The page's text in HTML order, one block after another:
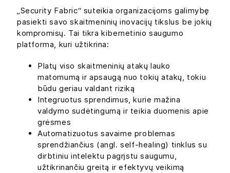
„Security Fabric“ suteikia organizacijoms galimybę
pasiekti savo skaitmeninių inovacijų tikslus be jokių
kompromisų. Tai tikra kibernetinio saugumo
platforma, kuri užtikrina:
Platų viso skaitmeninių atakų lauko
matomumą ir apsaugą nuo tokių atakų, tokiu
būdu geriau valdant riziką
Integruotus sprendimus, kurie mažina
valdymo sudėtingumą ir teikia duomenis apie
grėsmes
Automatizuotus savaime problemas
sprendžiančius (angl. self-healing) tinklus su
dirbtiniu intelektu pagrįstu saugumu,
užtikrinančiu greitą ir efektyvų veikimą